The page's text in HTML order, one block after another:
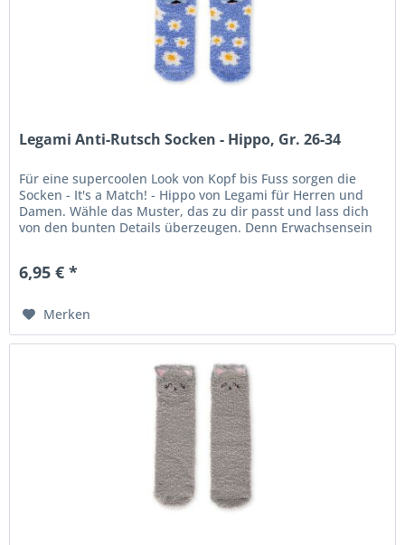
Legami Anti-Rutsch Socken - Hippo, Gr. 26-34
Für eine supercoolen Look von Kopf bis Fuss sorgen die
Socken - It's a Match! - Hippo von Legami für Herren und
Damen. Wähle das Muster, das zu dir passt und lass dich
von den bunten Details überzeugen. Denn Erwachsensein
6,95 € *
Merken